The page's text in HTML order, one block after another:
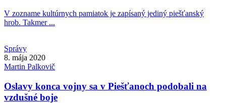
V zozname kultúrnych pamiatok je zapísaný jediný piešťanský
hrob. Takmer ...
Správy
8. mája 2020
Martin Palkovič
Oslavy konca vojny sa v Piešťanoch podobali na
vzdušné boje